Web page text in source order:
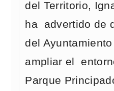
del Territorio,
ha advertido de
del
ampliar el
Parque